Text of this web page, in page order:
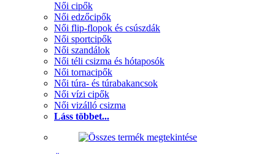
Női cipők
Női edzőcipők
Női flip-flopok és csúszdák
Női sportcipők
Női szandálok
Női téli csizma és hótaposók
Női tornacipők
Női túra- és túrabakancsok
Női vízi cipők
Női vizálló csizma
Láss többet...